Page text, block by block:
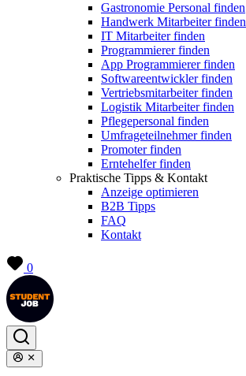
Gastronomie Personal finden
Handwerk Mitarbeiter finden
IT Mitarbeiter finden
Programmierer finden
App Programmierer finden
Softwareentwickler finden
Vertriebsmitarbeiter finden
Logistik Mitarbeiter finden
Pflegepersonal finden
Umfrageteilnehmer finden
Promoter finden
Erntehelfer finden
Praktische Tipps & Kontakt
Anzeige optimieren
B2B Tipps
FAQ
Kontakt
0